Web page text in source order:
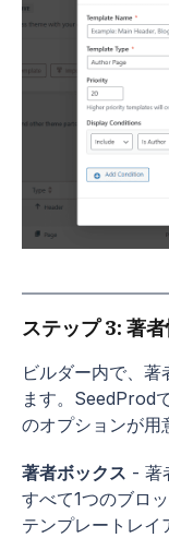
ステップ 3: 著
ビルダー内で、
ます。SeedProd
のオプションが用
著者ボックス - 著
すべて1つのブロ
テンプレートレイ